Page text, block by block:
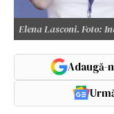
Elena Lasconi. Foto:
Adaugă-